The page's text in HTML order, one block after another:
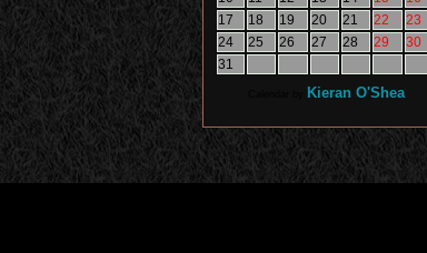
17
18 19 20 21 22
23
24
25 26 27 28 29
30
31
Kieran O'Shea